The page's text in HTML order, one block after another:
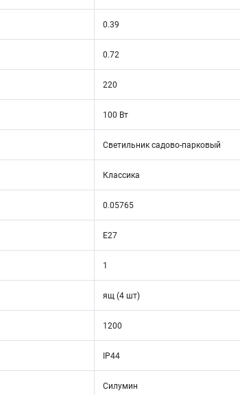
0.39
0.72
220
100 Вт
Светильник садово-парковый
Классика
0.05765
E27
1
ящ (4 шт)
1200
IP44
Силумин